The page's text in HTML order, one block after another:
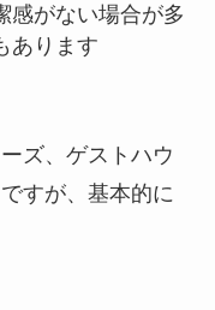
感がない場合が多
あります
ズ、ゲストハウ
すが、基本的に